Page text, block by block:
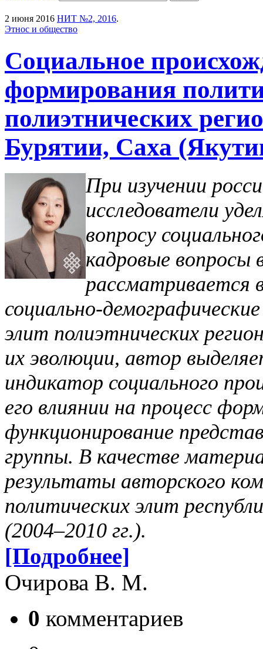
2 июня 2016 НИТ №2, 2016.
Этнос и общество
Социальное
формирования
полиэтнических
Бурятии, Саха
При изучении
исследователи
вопросу
кадровые вопросы
рассматривается
социально-
элит полиэтнических
их эволюции, автор
индикатор социального
его влиянии на процесс
функционирование
группы. В качестве
результаты авторского
политических элит
(2004–2010 гг.).
[Подробнее]
Очирова В. М.
0 комментариев